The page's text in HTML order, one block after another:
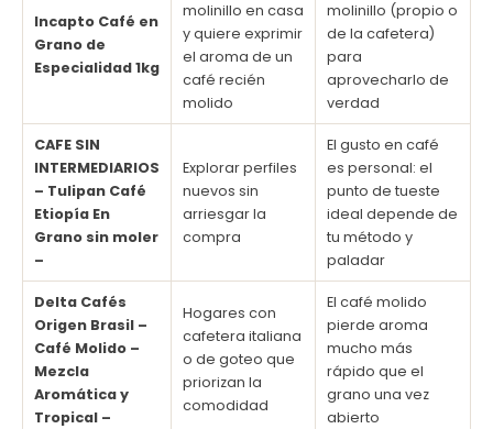
Incapto Café en
Grano de
Especialidad 1kg
molinillo en casa
y quiere exprimir
el aroma de un
café recién
molido
molinillo (propio o
de la cafetera)
para
aprovecharlo de
verdad
CAFE SIN
INTERMEDIARIOS
– Tulipan Café
Etiopía En
Grano sin moler
–
Explorar perfiles
nuevos sin
arriesgar la
compra
El gusto en café
es personal: el
punto de tueste
ideal depende de
tu método y
paladar
Delta Cafés
Origen Brasil –
Café Molido –
Mezcla
Aromática y
Tropical –
Hogares con
cafetera italiana
o de goteo que
priorizan la
comodidad
El café molido
pierde aroma
mucho más
rápido que el
grano una vez
abierto